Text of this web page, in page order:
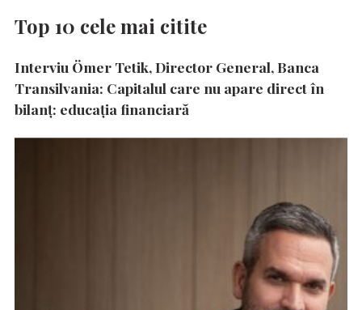
Top 10 cele mai citite
Interviu Ömer Tetik, Director General, Banca
Transilvania: Capitalul care nu apare direct în
bilanț: educația financiară